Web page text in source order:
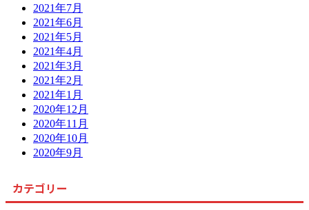
2021年7月
2021年6月
2021年5月
2021年4月
2021年3月
2021年2月
2021年1月
2020年12月
2020年11月
2020年10月
2020年9月
カテゴリー